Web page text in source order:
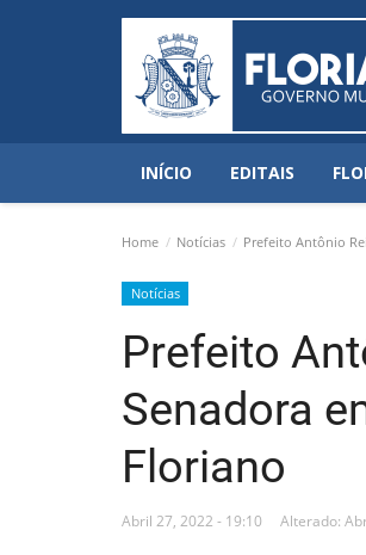
INÍCIO EDITAIS
Home Notícias Prefeito Antônio
Notícias
Prefeito
Senadora
Floriano
Abril 27, 2022 - 19:10 Alterado: